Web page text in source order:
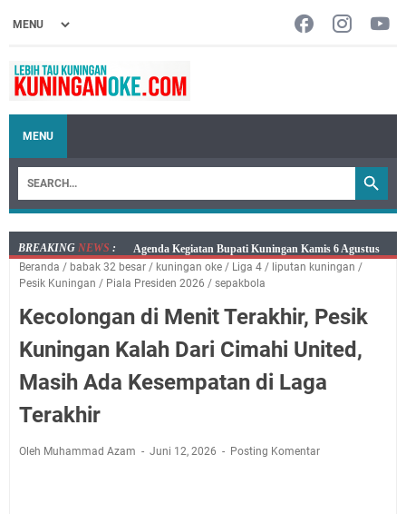
MENU
BREAKING NEWS :
Kamis 6 Agustus 2026 Mobil Samling Ada di Alun-alun
Luragung, Ini Persyaratan dan Besaran Biayanya
Agustus 2026 Ada di Empat Titik
Embun Pagi Kamis 6 Agustus 2026: Tidak Semua
Setiap Noda Ada Pembersihnya, Salat Bisa Menjadi
Agenda Kegiatan Bupati, Wabup dan Sekda Kuningan
Beranda / babak 32 besar / kuningan oke / Liga 4 / liputan kuningan /
Pesik Kuningan / Piala Presiden 2026 / sepakbola
Kecolongan di Menit Terakhir, Pesik
Kuningan Kalah Dari Cimahi United,
Masih Ada Kesempatan di Laga
Terakhir
Oleh Muhammad Azam Juni 12, 2026 Posting Komentar